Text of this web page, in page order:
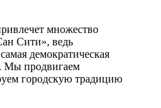
множество
Сити», ведь
демократическая
Мы продвигаем
городскую традицию